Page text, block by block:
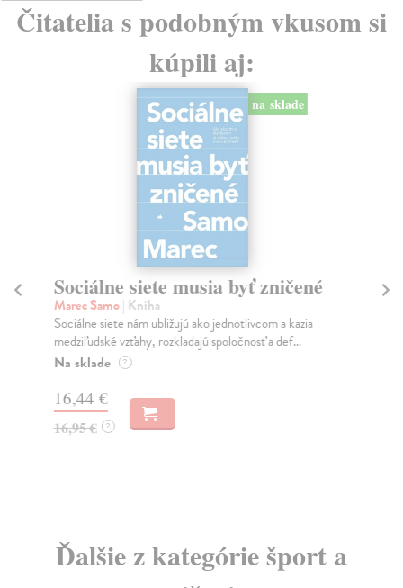
Čitatelia s podobným vkusom si
kúpili aj:
na sklade
Sociálne siete musia byť zničené
Marec Samo| Kniha
Sociálne siete nám ubližujú ako jednotlivcom a kazia
medziľudské vzťahy, rozkladajú spoločnosť a def...
Na sklade ?
16,44 €
16,95 € ?
Ďalšie z kategórie šport a